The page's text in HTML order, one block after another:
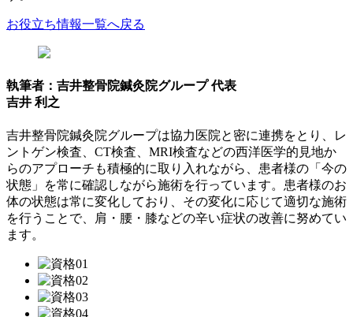
お役立ち情報一覧へ戻る
執筆者：吉井整骨院鍼灸院グループ 代表
吉井 利之
吉井整骨院鍼灸院グループは協力医院と密に連携をとり、レ
ントゲン検査、CT検査、MRI検査などの西洋医学的見地か
らのアプローチも積極的に取り入れながら、患者様の「今の
状態」を常に確認しながら施術を行っています。患者様のお
体の状態は常に変化しており、その変化に応じて適切な施術
を行うことで、肩・腰・膝などの辛い症状の改善に努めてい
ます。